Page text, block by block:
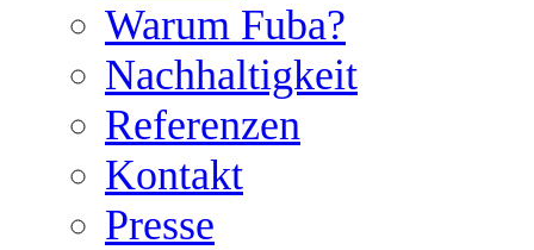
Warum Fuba?
Nachhaltigkeit
Referenzen
Kontakt
Presse